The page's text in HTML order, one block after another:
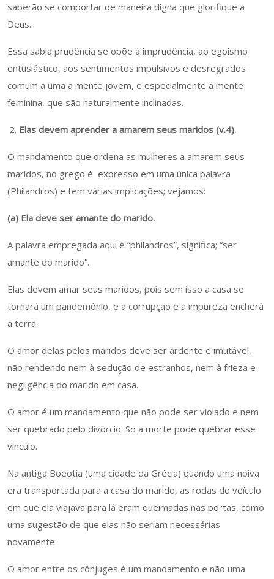
saberão se comportar de maneira digna que glorifique a
Deus.
Essa sabia prudência se opõe à imprudência, ao egoísmo
entusiástico, aos sentimentos impulsivos e desregrados
comum a uma a mente jovem, e especialmente a mente
feminina, que são naturalmente inclinadas.
Elas devem aprender a amarem seus maridos (v.4).
O mandamento que ordena as mulheres a amarem seus
maridos, no grego é expresso em uma única palavra
(Philandros) e tem várias implicações; vejamos:
(a) Ela deve ser amante do marido.
A palavra empregada aqui é “philandros”, significa; “ser
amante do marido”.
Elas devem amar seus maridos, pois sem isso a casa se
tornará um pandemônio, e a corrupção e a impureza encherá
a terra.
O amor delas pelos maridos deve ser ardente e imutável,
não rendendo nem à sedução de estranhos, nem à frieza e
negligência do marido em casa.
O amor é um mandamento que não pode ser violado e nem
ser quebrado pelo divórcio. Só a morte pode quebrar esse
vínculo.
Na antiga Boeotia (uma cidade da Grécia) quando uma noiva
era transportada para a casa do marido, as rodas do veículo
em que ela viajava para lá eram queimadas nas portas, como
uma sugestão de que elas não seriam necessárias
novamente
O amor entre os cônjuges é um mandamento e não uma